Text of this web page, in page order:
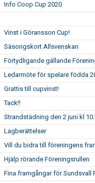
Info Coop Cup 2020
Vinst i Göransson Cup!
Säsongskort Allsvenskan
Förtydligande gällande
Ledarmöte för spelare födda
Grattis till cupvinst!
Tack!!
Strandstädning den 2 juni kl
Lagberättelser
Vill du bidra till föreningens
Hjälp rörande Föreningsrullen
Fina framgångar för Sundsvall